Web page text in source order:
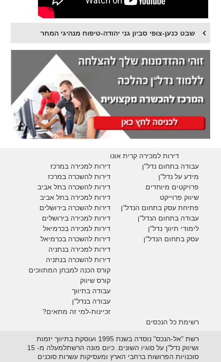
שבט כנען-צופי סביון גני יהודה-טיפוח מנהיגי המחר
דירות למכירה קרית אונו
דירות למכירה במרכז
דירות להשכרה במרכז
דירות להשכרה בתל אביב
דירות למכירה בתל אביב
דירות להשכרה בירושלים
דירות למכירה בירושלים
דירות למכירה בכרמיאל
דירות להשכרה בכרמיאל
דירות למכירה בנתניה
דירות להשכרה בנתניה
קורס הכנה למבחן המתווכים
קורס שיווק
עבודה בתיווך
עבודה בנדל"ן
זכיינות-למי זה מתאים?
עבודה בתחום נדל"ן
מידע על נדל"ן
פרויקטים מיוחדים
שיווק פרוייקט
פתיחת עסק בתחום הנדל"ן
עבודה בתחום הנדל"ן
לימודי תיווך נדל"ן
עסק בתחום הנדל"ן
רשימת כל הנכסים
רשת "אל-הנכס" נוסדה בשנת 1995 ועוסקת בתיווך יזמות
ושיווק נדל"ן על סוגיו השונים. כיום מונה הרשתלמעלה מ- 15
סוכנויות הפרושות ברחבי הארץ ומעסיקות עשרות סוכנים